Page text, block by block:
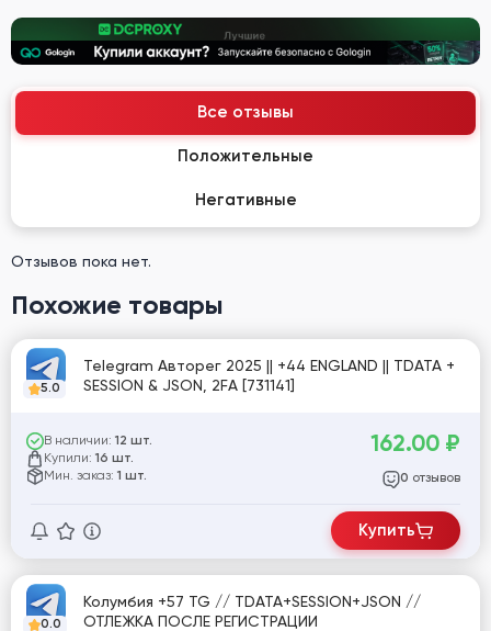
Все отзывы
Положительные
Негативные
Отзывов пока нет.
Похожие товары
5.0
Telegram Авторег 2025 || +44 ENGLAND || TDATA +
SESSION & JSON, 2FA [731141]
В наличии: 12 шт.
Купили: 16 шт.
Мин. заказ: 1 шт.
162.00 ₽
0 отзывов
Купить
0.0
Колумбия +57 TG // TDATA+SESSION+JSON //
ОТЛЕЖКА ПОСЛЕ РЕГИСТРАЦИИ